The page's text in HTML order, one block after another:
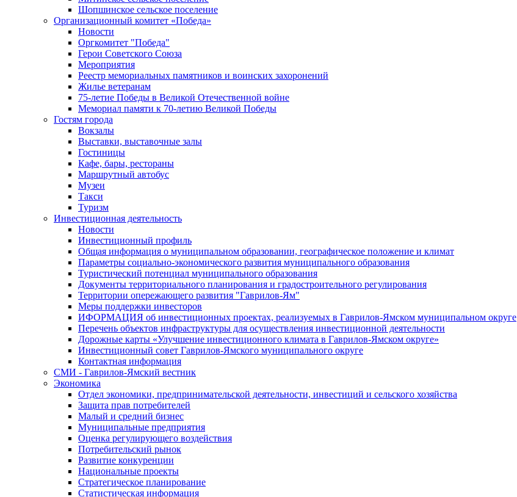
Шопшинское сельское поселение
Организационный комитет «Победа»
Новости
Оргкомитет "Победа"
Герои Советского Союза
Мероприятия
Реестр мемориальных памятников и воинских захоронений
Жилье ветеранам
75-летие Победы в Великой Отечественной войне
Мемориал памяти к 70-летию Великой Победы
Гостям города
Вокзалы
Выставки, выставочные залы
Гостиницы
Кафе, бары, рестораны
Маршрутный автобус
Музеи
Такси
Туризм
Инвестиционная деятельность
Новости
Инвестиционный профиль
Общая информация о муниципальном образовании, географическое положение и климат
Параметры социально-экономического развития муниципального образования
Туристический потенциал муниципального образования
Документы территориального планирования и градостроительного регулирования
Территории опережающего развития "Гаврилов-Ям"
Меры поддержки инвесторов
ИФОРМАЦИЯ об инвестиционных проектах, реализуемых в Гаврилов-Ямском муниципальном округе
Перечень объектов инфраструктуры для осуществления инвестиционной деятельности
Дорожные карты «Улучшение инвестиционного климата в Гаврилов-Ямском округе»
Инвестиционный совет Гаврилов-Ямского муниципального округе
Контактная информация
СМИ - Гаврилов-Ямский вестник
Экономика
Отдел экономики, предпринимательской деятельности, инвестиций и сельского хозяйства
Защита прав потребителей
Малый и средний бизнес
Муниципальные предприятия
Оценка регулирующего воздействия
Потребительский рынок
Развитие конкуренции
Национальные проекты
Стратегическое планирование
Статистическая информация